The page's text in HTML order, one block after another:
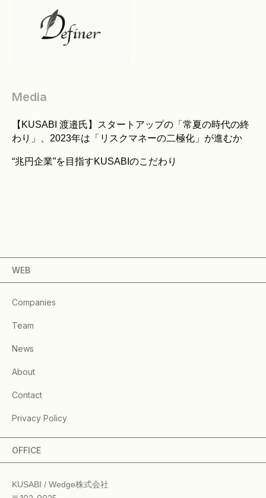
Media
【KUSABI 渡邉氏】スタートアップの「常夏の時代の終
わり」、2023年は「リスクマネーの二極化」が進むか
“兆円企業”を目指すKUSABIのこだわり
WEB
Companies
Team
News
About
Contact
Privacy Policy
OFFICE
KUSABI / Wedge株式会社